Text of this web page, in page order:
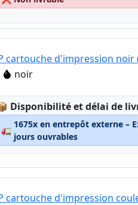
cartouche d'impression noir
noir
Lagerstatus:
Disponibilité et délai de
🚛
1675x en entrepôt externe –
jours ouvrables
cartouche d'impression